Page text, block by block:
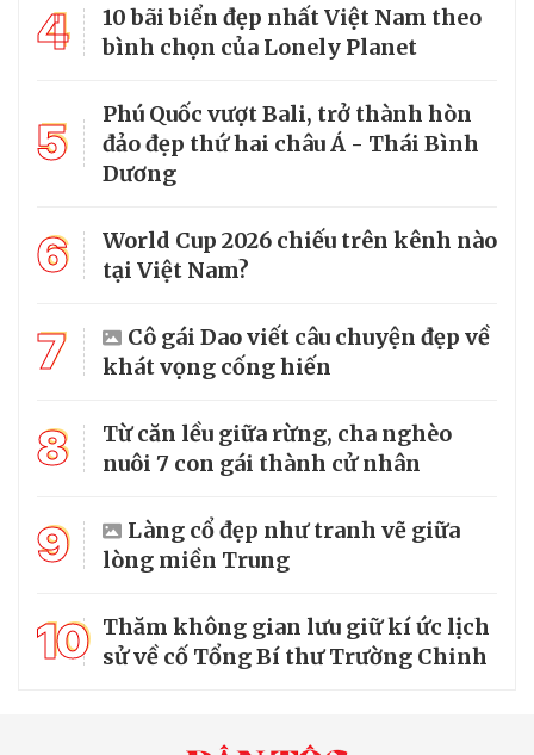
4
10 bãi biển đẹp nhất Việt Nam theo
bình chọn của Lonely Planet
5
Phú Quốc vượt Bali, trở thành hòn
đảo đẹp thứ hai châu Á - Thái Bình
Dương
6
World Cup 2026 chiếu trên kênh nào
tại Việt Nam?
7
Cô gái Dao viết câu chuyện đẹp về
khát vọng cống hiến
8
Từ căn lều giữa rừng, cha nghèo
nuôi 7 con gái thành cử nhân
9
Làng cổ đẹp như tranh vẽ giữa
lòng miền Trung
10 Thăm không gian lưu giữ kí ức lịch
sử về cố Tổng Bí thư Trường Chinh